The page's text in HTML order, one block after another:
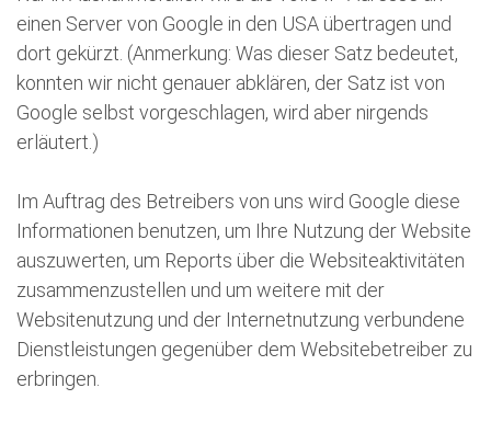
einen Server von Google in den USA übertragen und
dort gekürzt. (Anmerkung: Was dieser Satz bedeutet,
konnten wir nicht genauer abklären, der Satz ist von
Google selbst vorgeschlagen, wird aber nirgends
erläutert.)
Im Auftrag des Betreibers von uns wird Google diese
Informationen benutzen, um Ihre Nutzung der Website
auszuwerten, um Reports über die Websiteaktivitäten
zusammenzustellen und um weitere mit der
Websitenutzung und der Internetnutzung verbundene
Dienstleistungen gegenüber dem Websitebetreiber zu
erbringen.